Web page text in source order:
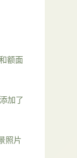
额面
加了
照片